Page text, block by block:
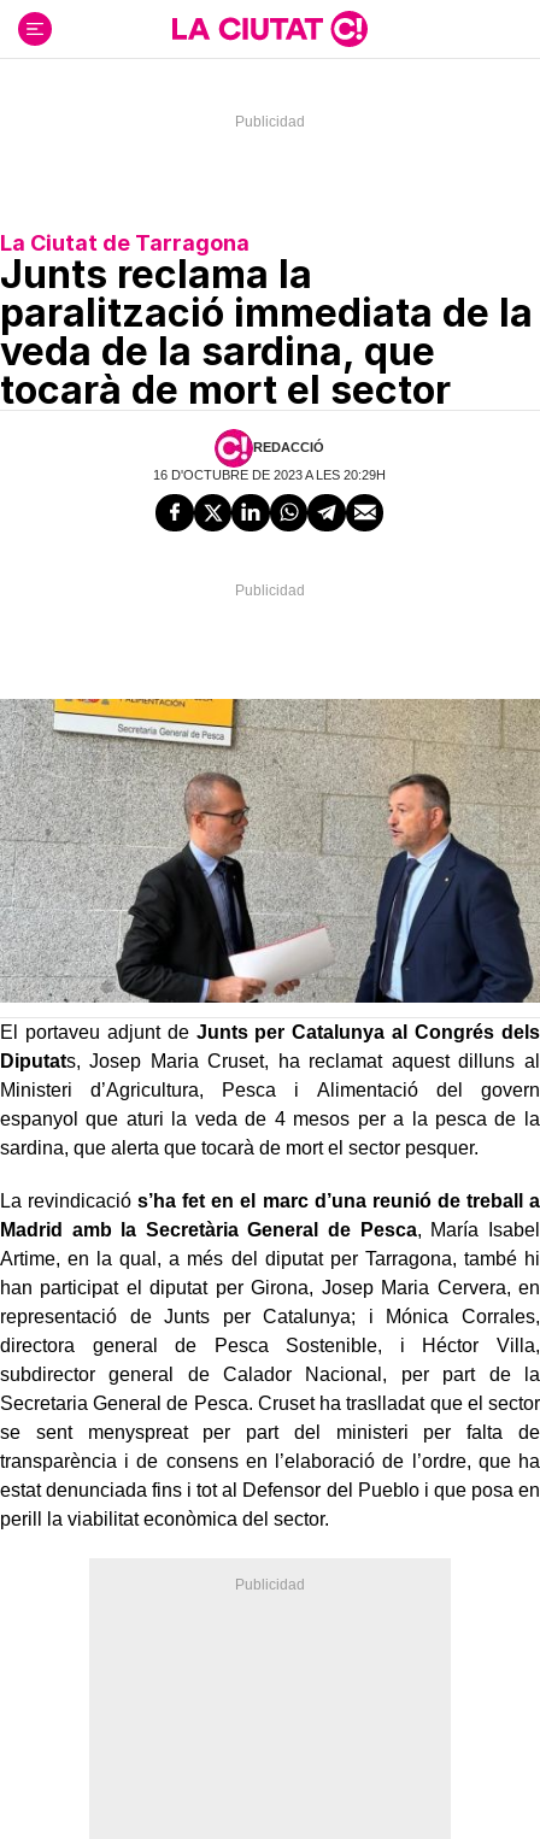
contenido
La Ciutat de Tarragona
Junts reclama la
paralització immediata de la
veda de la sardina, que
tocarà de mort el sector
REDACCIÓ
16 D'OCTUBRE DE 2023 A LES 20:29H
El portaveu adjunt deJunts per Catalunya al Congrés dels
Diputats, Josep Maria Cruset, ha reclamat aquest dilluns al
Ministeri d’Agricultura, Pesca i Alimentació del govern
espanyol que aturi la veda de 4 mesos per a la pesca de la
sardina, que alerta que tocarà de mort el sector pesquer.
La revindicaciós’ha fet en el marc d’una reunió de treball a
Madrid amb la Secretària General de Pesca, María Isabel
Artime, en la qual, a més del diputat per Tarragona, també hi
han participat el diputat per Girona, Josep Maria Cervera, en
representació de Junts per Catalunya; i Mónica Corrales,
directora general de Pesca Sostenible, i Héctor Villa,
subdirector general de Calador Nacional, per part de la
Secretaria General de Pesca. Cruset ha traslladat que el sector
se sent menyspreat per part del ministeri per falta de
transparència i de consens en l’elaboració de l’ordre, que ha
estat denunciada fins i tot al Defensor del Pueblo i que posa en
perill la viabilitat econòmica del sector.